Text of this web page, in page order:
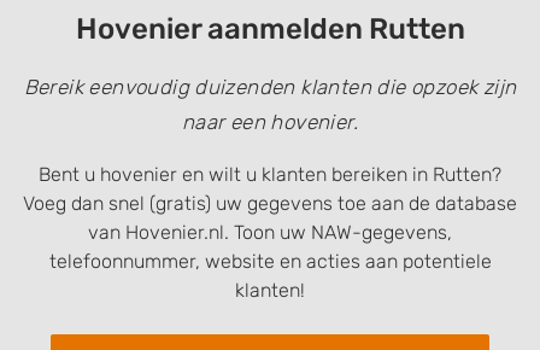
Hovenier aanmelden Rutten
Bereik eenvoudig duizenden klanten die opzoek zijn
naar een hovenier.
Bent u hovenier en wilt u klanten bereiken in Rutten?
Voeg dan snel (gratis) uw gegevens toe aan de database
van Hovenier.nl. Toon uw NAW-gegevens,
telefoonnummer, website en acties aan potentiele
klanten!